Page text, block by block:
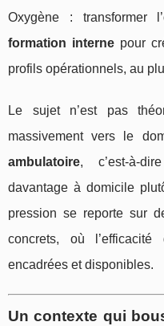
Oxygène : transformer
formation internepour
profils opérationnels, au
Le sujet n’est pas
massivement vers le
ambulatoire, c’est-à-
davantage à domicile
pression se reporte sur
concrets, où l’efficacité
encadrées et disponibles.
Un contexte qui